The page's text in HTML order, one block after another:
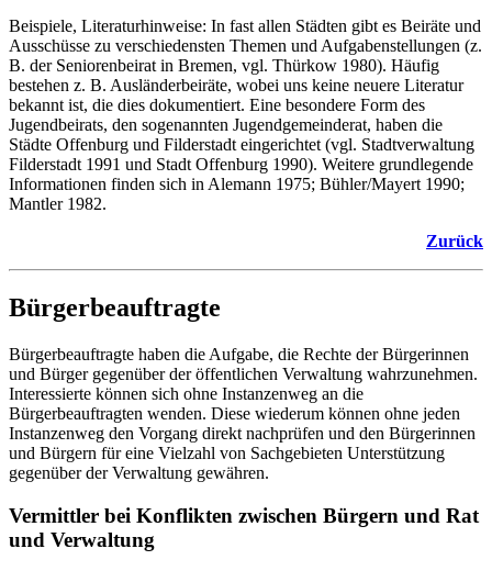
Beispiele, Literaturhinweise: In fast allen Städten gibt es Beiräte und
Ausschüsse zu verschiedensten Themen und Aufgabenstellungen (z.
B. der Seniorenbeirat in Bremen, vgl. Thürkow 1980). Häufig
bestehen z. B. Ausländerbeiräte, wobei uns keine neuere Literatur
bekannt ist, die dies dokumentiert. Eine besondere Form des
Jugendbeirats, den sogenannten Jugendgemeinderat, haben die
Städte Offenburg und Filderstadt eingerichtet (vgl. Stadtverwaltung
Filderstadt 1991 und Stadt Offenburg 1990). Weitere grundlegende
Informationen finden sich in Alemann 1975; Bühler/Mayert 1990;
Mantler 1982.
Zurück
Bürgerbeauftragte
Bürgerbeauftragte haben die Aufgabe, die Rechte der Bürgerinnen
und Bürger gegenüber der öffentlichen Verwaltung wahrzunehmen.
Interessierte können sich ohne Instanzenweg an die
Bürgerbeauftragten wenden. Diese wiederum können ohne jeden
Instanzenweg den Vorgang direkt nachprüfen und den Bürgerinnen
und Bürgern für eine Vielzahl von Sachgebieten Unterstützung
gegenüber der Verwaltung gewähren.
Vermittler bei Konflikten zwischen Bürgern und Rat
und Verwaltung